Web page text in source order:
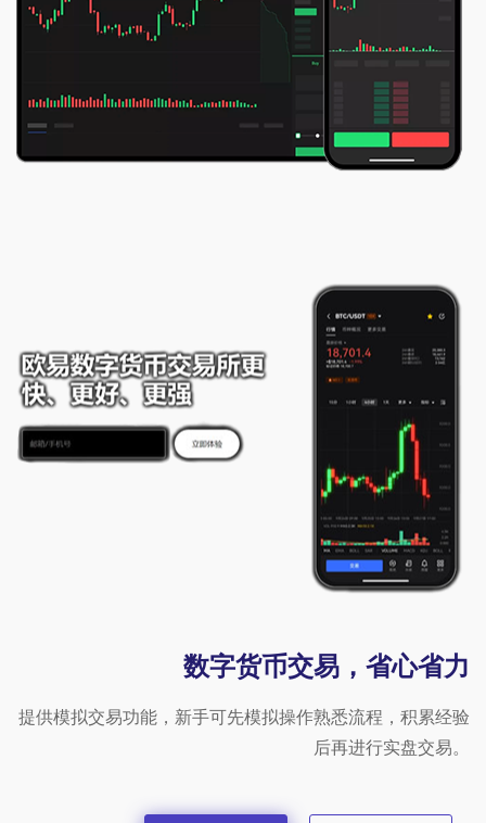
数字货币交易，省心省力
提供模拟交易功能，新手可先模拟操作熟悉流程，积累经验
后再进行实盘交易。